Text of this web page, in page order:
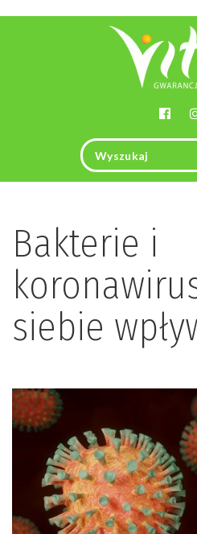
Bakterie i
siebie